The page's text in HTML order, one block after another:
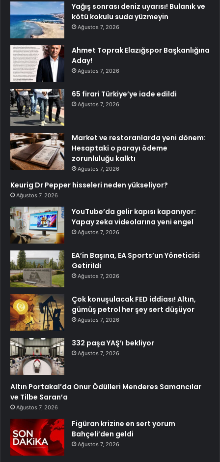
Yağış sonrası deniz uyarısı! Bulanık ve
kötü kokulu suda yüzmeyin
Ağustos 7, 2026
Ahmet Toprak Elazığspor Başkanlığına
Aday!
Ağustos 7, 2026
65 firari Türkiye’ye iade edildi
Ağustos 7, 2026
Market ve restoranlarda yeni dönem:
Hesaptaki o parayı ödeme
zorunluluğu kalktı
Ağustos 7, 2026
Keurig Dr Pepper hisseleri neden yükseliyor?
Ağustos 7, 2026
YouTube’da gelir kapısı kapanıyor:
Yapay zeka videolarına yeni engel
Ağustos 7, 2026
EA’in Başına, EA Sports’un Yöneticisi
Getirildi
Ağustos 7, 2026
Çok konuşulacak FED iddiası! Altın,
gümüş petrol her şey sert düşüyor
Ağustos 7, 2026
332 paşa YAŞ’ı bekliyor
Ağustos 7, 2026
Altın Portakal’da Onur Ödülleri Menderes Samancılar
ve Tilbe Saran’a
Ağustos 7, 2026
Figüran krizine en sert yorum
Bahçeli’den geldi
Ağustos 7, 2026